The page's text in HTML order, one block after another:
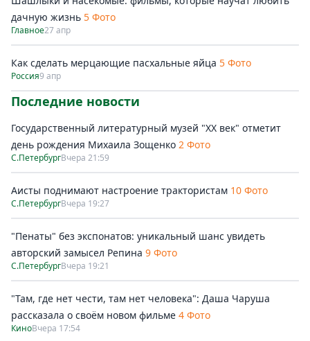
дачную жизнь 5 Фото
Главное27 апр
Как сделать мерцающие пасхальные яйца 5 Фото
Россия9 апр
Последние новости
Государственный литературный музей "ХХ век" отметит
день рождения Михаила Зощенко 2 Фото
С.ПетербургВчера 21:59
Аисты поднимают настроение трактористам 10 Фото
С.ПетербургВчера 19:27
"Пенаты" без экспонатов: уникальный шанс увидеть
авторский замысел Репина 9 Фото
С.ПетербургВчера 19:21
"Там, где нет чести, там нет человека": Даша Чаруша
рассказала о своём новом фильме 4 Фото
КиноВчера 17:54